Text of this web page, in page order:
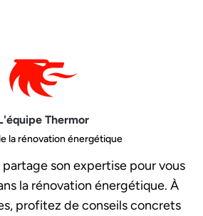
Thermor
la rénovation énergétique
partage son expertise pour vous
la rénovation énergétique. À
profitez de conseils concrets